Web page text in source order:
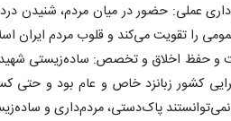
عملی: حضور در میان مردم، شنیدن
را تقویت می‌کند و قلوب مردم ایران
و حفظ اخلاق و تخصص: ساده‌زیستی شهید
کشور زبانزد خاص و عام بود و
پاک‌دستی، مردم‌داری و